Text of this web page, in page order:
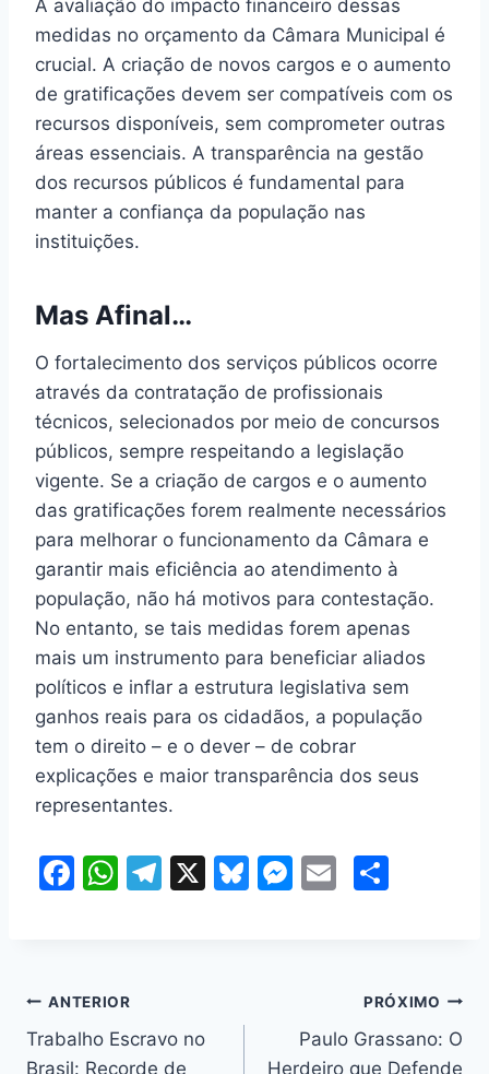
A avaliação do impacto financeiro dessas
medidas no orçamento da Câmara Municipal é
crucial. A criação de novos cargos e o aumento
de gratificações devem ser compatíveis com os
recursos disponíveis, sem comprometer outras
áreas essenciais. A transparência na gestão
dos recursos públicos é fundamental para
manter a confiança da população nas
instituições.
Mas Afinal…
O fortalecimento dos serviços públicos ocorre
através da contratação de profissionais
técnicos, selecionados por meio de concursos
públicos, sempre respeitando a legislação
vigente. Se a criação de cargos e o aumento
das gratificações forem realmente necessários
para melhorar o funcionamento da Câmara e
garantir mais eficiência ao atendimento à
população, não há motivos para contestação.
No entanto, se tais medidas forem apenas
mais um instrumento para beneficiar aliados
políticos e inflar a estrutura legislativa sem
ganhos reais para os cidadãos, a população
tem o direito – e o dever – de cobrar
explicações e maior transparência dos seus
representantes.
F
b
o
W
A
p
T
m
X
Bl M
n
E
Navegação
de
ANTERIOR
Trabalho Escravo no
Brasil: Recorde de
PRÓXIMO
Paulo Grassano: O
Herdeiro que Defende